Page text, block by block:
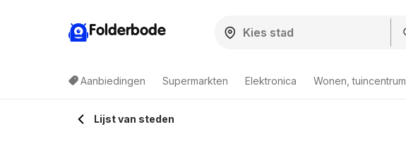
Folderbode
Aanbiedingen Supermarkten Elektronica Wonen, tuincentrum
Lijst van steden